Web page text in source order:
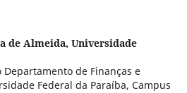
de Almeida, Universidade
Departamento de Finanças e
Federal da Paraíba, Campus